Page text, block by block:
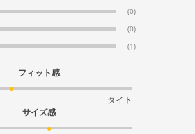
(0)
(0)
(1)
フィット感
タイト
サイズ感